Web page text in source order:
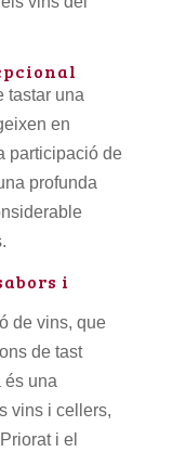
tastar una
en
participació de
profunda
i
de vins, que
de tast
és una
vins i cellers,
i el